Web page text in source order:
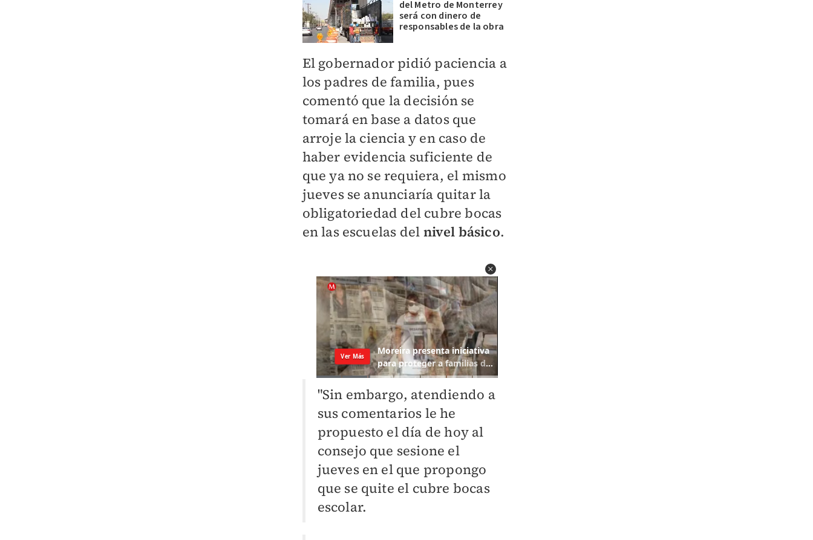
del Metro de Monterrey
será con dinero de
responsables de la obra
El gobernador pidió paciencia a
los padres de familia, pues
comentó que la decisión se
tomará en base a datos que
arroje la ciencia y en caso de
haber evidencia suficiente de
que ya no se requiera, el mismo
jueves se anunciaría quitar la
obligatoriedad del cubre bocas
en las escuelas del nivel básico.
"Sin embargo, atendiendo a
sus comentarios le he
propuesto el día de hoy al
consejo que sesione el
jueves en el que propongo
que se quite el cubre bocas
escolar.